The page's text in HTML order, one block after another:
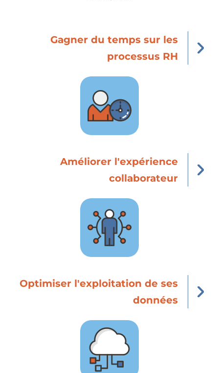
Gagner du temps sur les
processus RH
Améliorer l'expérience
collaborateur
Optimiser l'exploitation de ses
données